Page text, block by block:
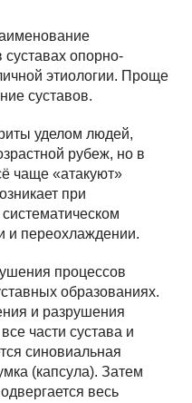
опорно-
этиологии. Проще
суставов.
уделом людей,
рубеж, но в
чаще «атакуют»
при
и переохлаждении.
процессов
образованиях.
и разрушения
части сустава и
синовиальная
(капсула). Затем
весь